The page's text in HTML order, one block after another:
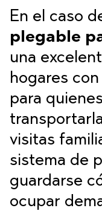
En el caso
plegable
una
hogares
para
visitas
sistema de
guardarse
ocupar